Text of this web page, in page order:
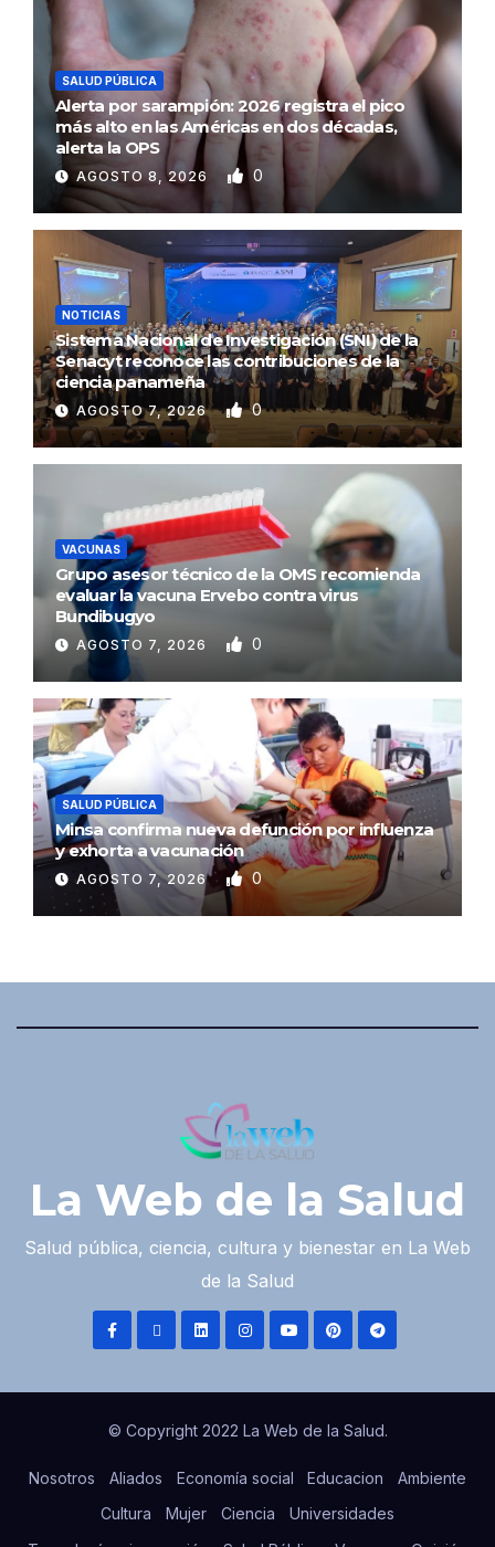
SALUD PÚBLICA
Alerta por sarampión: 2026 registra el pico
más alto en las Américas en dos décadas,
alerta la OPS
AGOSTO 8, 2026 0
NOTICIAS
Sistema Nacional de Investigación (SNI) de la
Senacyt reconoce las contribuciones de la
ciencia panameña
AGOSTO 7, 2026 0
VACUNAS
Grupo asesor técnico de la OMS recomienda
evaluar la vacuna Ervebo contra virus
Bundibugyo
AGOSTO 7, 2026 0
SALUD PÚBLICA
Minsa confirma nueva defunción por influenza
y exhorta a vacunación
AGOSTO 7, 2026 0
La Web de la Salud
Salud pública, ciencia, cultura y bienestar en La Web
de la Salud
© Copyright 2022 La Web de la Salud.
Nosotros Aliados Economía social Educacion
Ambiente
Cultura
Mujer Ciencia
Universidades